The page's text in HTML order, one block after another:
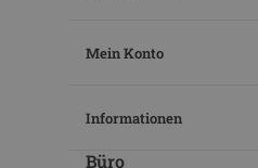
Mein Konto
Informationen
Büro